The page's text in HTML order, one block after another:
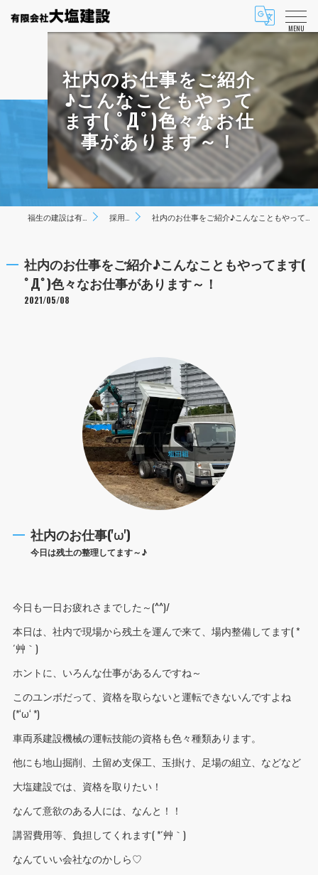
MENU
社内のお仕事をご紹介
♪こんなこともやって
ます( ﾟДﾟ)色々なお仕
事があります～！
福生の建設は有限会社大塩建設 採用ブログ 社内のお仕事をご紹介♪こんなこともやってます( ﾟДﾟ)色々なお仕事があります～！
社内のお仕事をご紹介♪こんなこともやってます(
ﾟДﾟ)色々なお仕事があります～！
2021/05/08
社内のお仕事('ω')
今日は残土の整理してます～♪
今日も一日お疲れさまでした～(^^)/
本日は、社内で現場から残土を運んで来て、場内整備してます( *
´艸｀)
ホントに、いろんな仕事があるんですね～
このユンボだって、資格を取らないと運転できないんですよね
(*‘ω‘ *)
車両系建設機械の運転技能の資格も色々種類あります。
他にも地山掘削、土留め支保工、玉掛け、足場の組立、などなど
大塩建設では、資格を取りたい！
なんて意欲のある人には、なんと！！
講習費用等、負担してくれます( *´艸｀)
なんていい会社なのかしら♡